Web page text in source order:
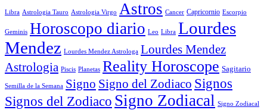
Libra Astrologia Tauro Astrologia Virgo Astros Cancer Capricornio Escorpio
Geminis Horoscopo diario Leo Libra Lourdes
Mendez Lourdes Mendez Astrologa Lourdes Mendez
Astrologia Piscis Planetas Reality Horoscope Sagitario
Semilla de la Semana Signo Signo del Zodiaco Signos
Signos del Zodiaco Signo Zodiacal Signo Zodiacal